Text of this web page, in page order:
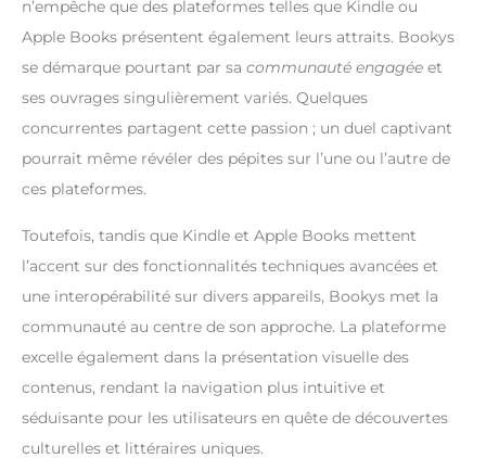
n’empêche que des plateformes telles que Kindle ou
Apple Books présentent également leurs attraits. Bookys
se démarque pourtant par sa communauté engagée et
ses ouvrages singulièrement variés. Quelques
concurrentes partagent cette passion ; un duel captivant
pourrait même révéler des pépites sur l’une ou l’autre de
ces plateformes.
Toutefois, tandis que Kindle et Apple Books mettent
l’accent sur des fonctionnalités techniques avancées et
une interopérabilité sur divers appareils, Bookys met la
communauté au centre de son approche. La plateforme
excelle également dans la présentation visuelle des
contenus, rendant la navigation plus intuitive et
séduisante pour les utilisateurs en quête de découvertes
culturelles et littéraires uniques.